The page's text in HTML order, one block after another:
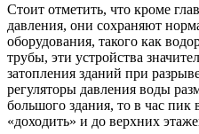
Стоит отметить, что кроме
давления, они сохраняют
оборудования, такого как
трубы, эти устройства
затопления зданий при
регуляторы давления воды
большого здания, то в час
«доходить» и до верхних